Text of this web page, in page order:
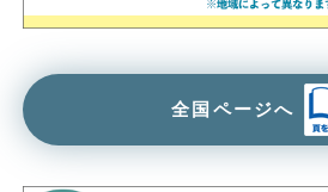
全国ページへ